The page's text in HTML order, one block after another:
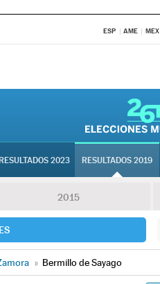
ESP AME MEX
RESULTADOS 2023 RESULTADOS 2019
2015
» Bermillo de Sayago